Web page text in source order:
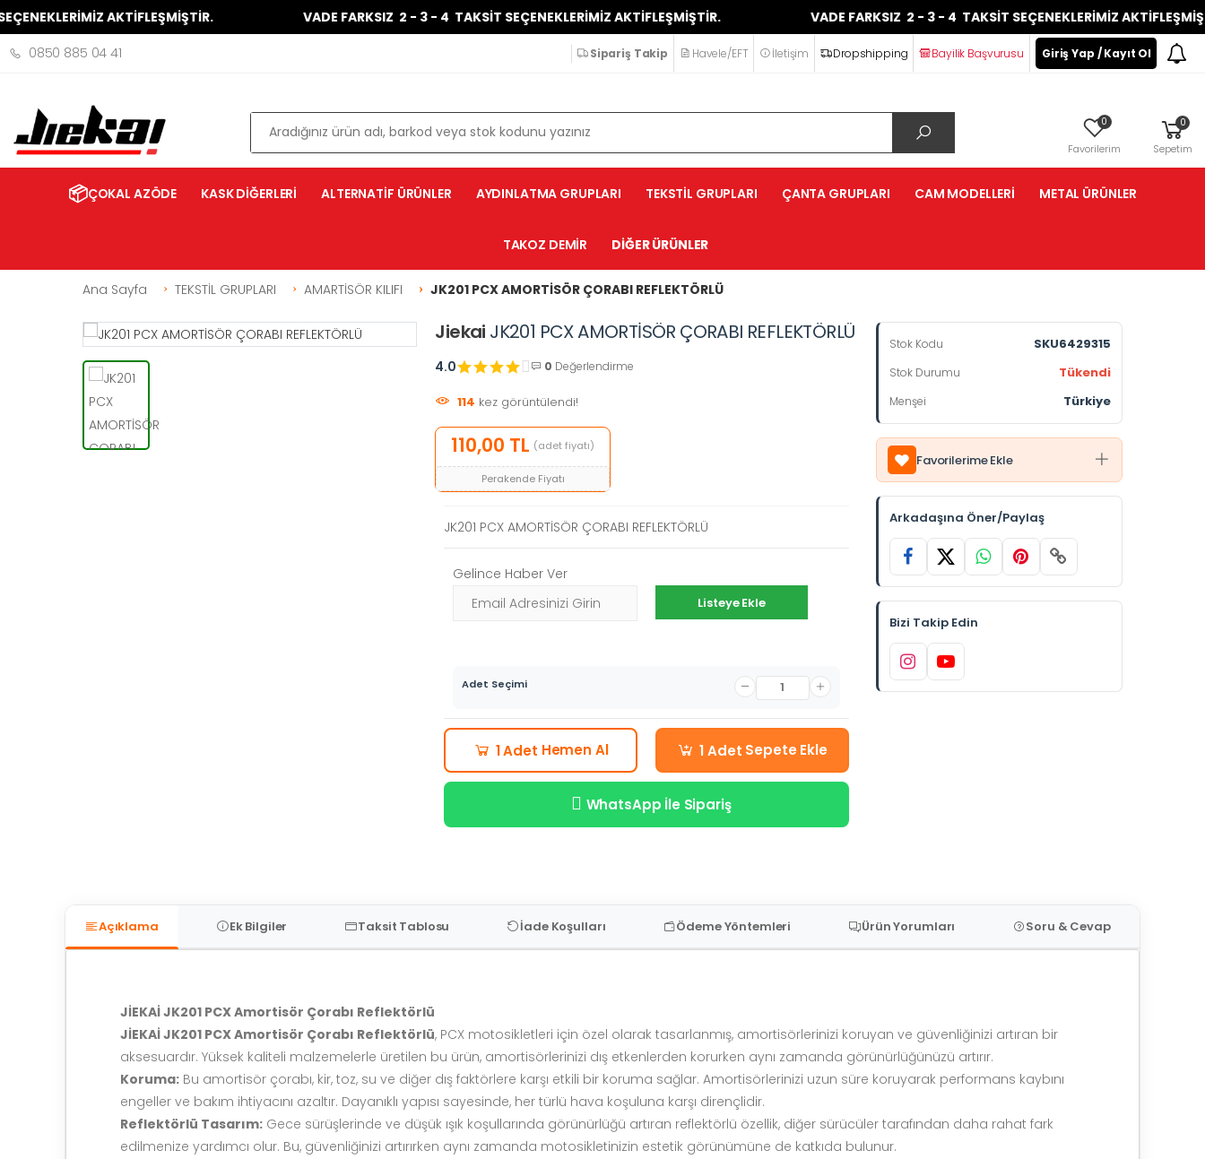
AKTİFLEŞMİŞTİR. VADE FARKSIZ 2 - 3 - 4 TAKSİT SEÇENEKLERİMİZ AKTİFLEŞMİŞTİR.
VADE FARKSIZ 2 - 3 - 4 TAKSİT SEÇENEKLERİMİZ AKTİFLEŞMİŞTİR.
0850 885 04 41
Sipariş Takip Havele/EFT İletişim Dropshipping Bayilik Başvurusu Giriş Yap / Kayıt Ol
Ara 0
Favorilerim
0
Sepetim
📦ÇOKAL AZÖDE KASK DİĞERLERİ ALTERNATİF ÜRÜNLER AYDINLATMA GRUPLARI TEKSTİL GRUPLARI ÇANTA GRUPLARI CAM MODELLERİ METAL ÜRÜNLER
TAKOZ DEMİR DİĞER ÜRÜNLER
Ana Sayfa TEKSTİL GRUPLARI AMARTİSÖR KILIFI JK201 PCX AMORTİSÖR ÇORABI REFLEKTÖRLÜ
Jiekai JK201 PCX AMORTİSÖR ÇORABI REFLEKTÖRLÜ
4.0 0 Değerlendirme
114 kez görüntülendi!
110,00 TL (adet fiyatı)
Perakende Fiyatı
JK201 PCX AMORTİSÖR ÇORABI REFLEKTÖRLÜ
Gelince Haber Ver
Listeye Ekle
Adet Seçimi
1 Adet Hemen Al 1 Adet Sepete Ekle
WhatsApp İle Sipariş
Stok Kodu SKU6429315
Stok Durumu Tükendi
Menşei Türkiye
Favorilerime Ekle
Arkadaşına Öner/Paylaş
Bizi Takip Edin
Açıklama Ek Bilgiler Taksit Tablosu İade Koşulları Ödeme Yöntemleri Ürün Yorumları Soru & Cevap
JİEKAİ JK201 PCX Amortisör Çorabı Reflektörlü
JİEKAİ JK201 PCX Amortisör Çorabı Reflektörlü, PCX motosikletleri için özel olarak tasarlanmış, amortisörlerinizi koruyan ve güvenliğinizi artıran bir
aksesuardır. Yüksek kaliteli malzemelerle üretilen bu ürün, amortisörlerinizi dış etkenlerden korurken aynı zamanda görünürlüğünüzü artırır.
Koruma: Bu amortisör çorabı, kir, toz, su ve diğer dış faktörlere karşı etkili bir koruma sağlar. Amortisörlerinizi uzun süre koruyarak performans kaybını
engeller ve bakım ihtiyacını azaltır. Dayanıklı yapısı sayesinde, her türlü hava koşuluna karşı dirençlidir.
Reflektörlü Tasarım: Gece sürüşlerinde ve düşük ışık koşullarında görünürlüğü artıran reflektörlü özellik, diğer sürücüler tarafından daha rahat fark
edilmenize yardımcı olur. Bu, güvenliğinizi artırırken aynı zamanda motosikletinizin estetik görünümüne de katkıda bulunur.